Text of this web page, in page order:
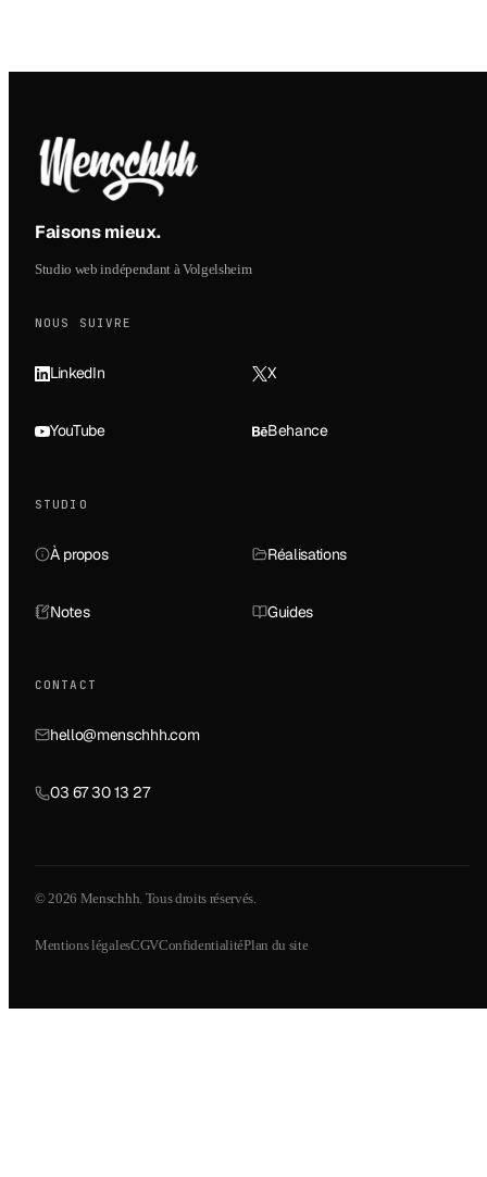
Faisons mieux.
Studio web indépendant à Volgelsheim
NOUS SUIVRE
LinkedIn X
YouTube Behance
STUDIO
À propos Réalisations
Notes Guides
CONTACT
hello@menschhh.com
03 67 30 13 27
© 2026 Menschhh. Tous droits réservés.
Mentions légalesCGVConfidentialitéPlan du site